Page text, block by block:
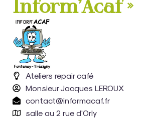
Inform’Acaf »
Ateliers repair café
Monsieur Jacques LEROUX
contact@informacaf.fr
salle au 2 rue d'Orly